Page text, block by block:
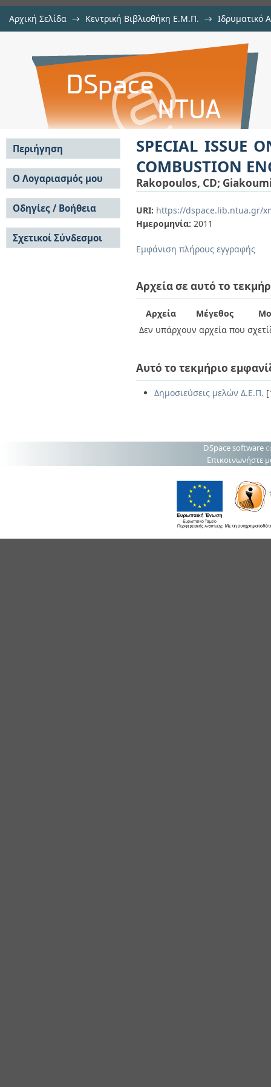
Αρχική Σελίδα → Κεντρική Βιβλιοθήκη Ε.Μ.Π. → Ιδρυματικό
SPECIAL ISSUE ON
ENGINES
SPECIAL ISSUE
COMBUSTION
Rakopoulos, CD;
URI: https://dspace.lib.ntua.gr/
Ημερομηνία: 2011
Εμφάνιση πλήρους εγγραφής
Αρχεία σε αυτό το
Αρχεία Μέγεθος
Δεν υπάρχουν αρχεία που
Αυτό το τεκμήριο
Δημοσιεύσεις μελών Δ.Ε.Π.
Περιήγηση
Σε όλο το DSpace
Κοινότητες & Συλλογές
Ανά Ημερομηνία
Έκδοσης
Συγγραφείς
Τίτλοι
Θέματα
Ο Λογαριασμός μου
Σύνδεση
Εγγραφή
Οδηγίες / Βοήθεια
Οδηγίες Υποβολής
Οδηγίες Χρήσης ΙΑ
Συχνές Ερωτήσεις
Σχετικοί Σύνδεσμοι
DSpace software
Επικοινωνήστε